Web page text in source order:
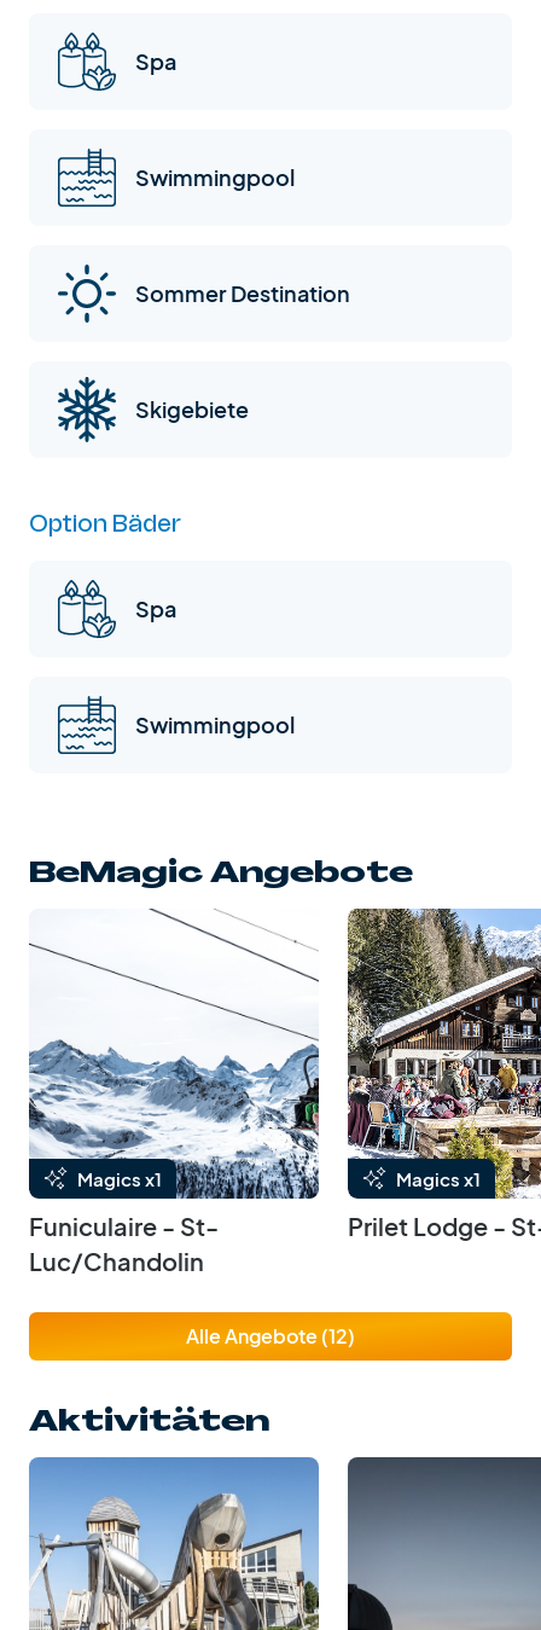
Spa
Swimmingpool
Sommer Destination
Skigebiete
Option Bäder
Spa
Swimmingpool
BeMagic Angebote
Magics x1
Funiculaire - St-
Luc/Chandolin
Magics x1
Prilet Lodge -
Alle Angebote (12)
Aktivitäten